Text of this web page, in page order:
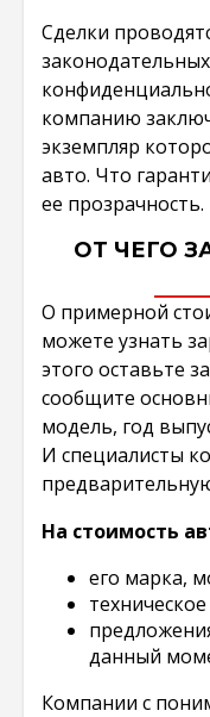
Сделки
компанию
экземпляр
авто. Что
ее прозрачность.
ОТ ЧЕГО
О примерной
можете узнать
этого оставьте
сообщите
модель, год
И специалисты
На стоимость
его марка,
данный
Компании с